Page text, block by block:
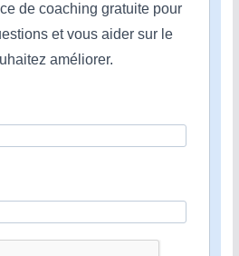
de coaching gratuite pour
et vous aider sur le
améliorer.